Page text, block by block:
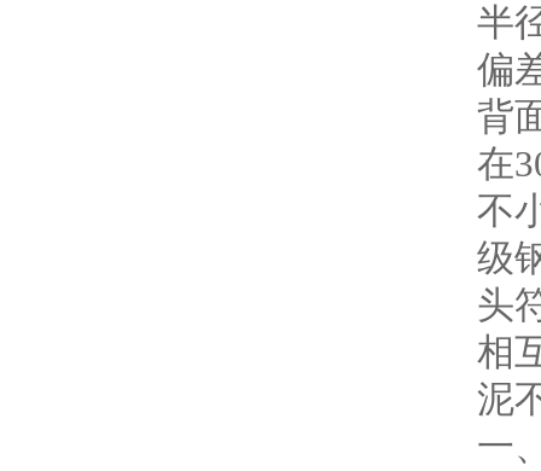
半
偏
背
在
不
级
头
相
泥
一